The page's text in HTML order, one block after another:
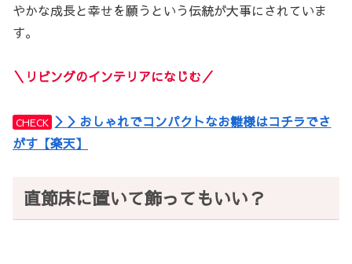
やかな成長と幸せを願うという伝統が大事にされていま
す。
＼リビングのインテリアになじむ／
CHECK ＞＞おしゃれでコンパクトなお雛様はコチラでさ
がす【楽天】
直節床に置いて飾ってもいい？